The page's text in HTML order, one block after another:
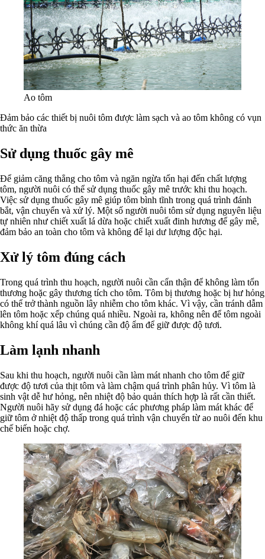
Ao tôm
Đảm bảo các thiết bị nuôi tôm được làm sạch và ao tôm không có vụn
thức ăn thừa
Sử dụng thuốc gây mê
Để giảm căng thẳng cho tôm và ngăn ngừa tổn hại đến chất lượng
tôm, người nuôi có thể sử dụng thuốc gây mê trước khi thu hoạch.
Việc sử dụng thuốc gây mê giúp tôm bình tĩnh trong quá trình đánh
bắt, vận chuyển và xử lý. Một số người nuôi tôm sử dụng nguyên liệu
tự nhiên như chiết xuất lá dừa hoặc chiết xuất đinh hương để gây mê,
đảm bảo an toàn cho tôm và không để lại dư lượng độc hại.
Xử lý tôm đúng cách
Trong quá trình thu hoạch, người nuôi cần cẩn thận để không làm tổn
thương hoặc gây thương tích cho tôm. Tôm bị thương hoặc bị hư hỏng
có thể trở thành nguồn lây nhiễm cho tôm khác. Vì vậy, cần tránh dẫm
lên tôm hoặc xếp chúng quá nhiều. Ngoài ra, không nên để tôm ngoài
không khí quá lâu vì chúng cần độ ẩm để giữ được độ tươi.
Làm lạnh nhanh
Sau khi thu hoạch, người nuôi cần làm mát nhanh cho tôm để giữ
được độ tươi của thịt tôm và làm chậm quá trình phân hủy. Vì tôm là
sinh vật dễ hư hỏng, nên nhiệt độ bảo quản thích hợp là rất cần thiết.
Người nuôi hãy sử dụng đá hoặc các phương pháp làm mát khác để
giữ tôm ở nhiệt độ thấp trong quá trình vận chuyển từ ao nuôi đến khu
chế biến hoặc chợ.